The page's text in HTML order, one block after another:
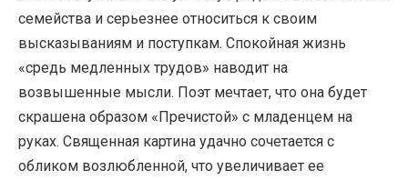
семейства и серьезнее относиться к своим
высказываниям и поступкам. Спокойная жизнь
«средь медленных трудов» наводит на
возвышенные мысли. Поэт мечтает, что она будет
скрашена образом «Пречистой» с младенцем на
руках. Священная картина удачно сочетается с
обликом возлюбленной, что увеличивает ее